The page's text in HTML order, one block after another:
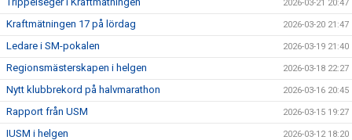
2026-03-21 20:47
Kraftmätningen 17 på lördag 2026-03-20 21:47
Ledare i SM-pokalen 2026-03-19 21:40
Regionsmästerskapen i helgen 2026-03-18 22:27
Nytt klubbrekord på halvmarathon 2026-03-16 20:45
Rapport från USM 2026-03-15 19:27
IUSM i helgen 2026-03-12 18:20